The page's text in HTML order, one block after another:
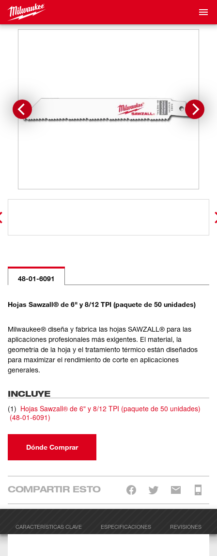
48-01-6091
Hojas Sawzall® de 6" y 8/12 TPI (paquete de 50 unidades)
Milwaukee® diseña y fabrica las hojas SAWZALL® para las
aplicaciones profesionales más exigentes. El material, la
geometría de la hoja y el tratamiento térmico están diseñados
para maximizar el rendimiento de corte en aplicaciones
generales.
INCLUYE
(1) Hojas Sawzall® de 6" y 8/12 TPI (paquete de 50 unidades)
(48-01-6091)
Dónde Comprar
COMPARTIR ESTO
CARACTERÍSTICAS CLAVE ESPECIFICACIONES REVISIONES